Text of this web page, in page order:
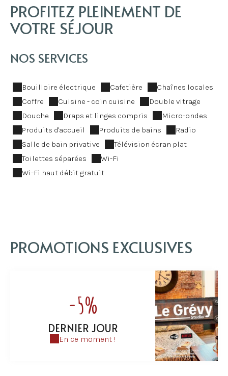
PROFITEZ PLEINEMENT DE
VOTRE SÉJOUR
NOS SERVICES
Bouilloire électrique Cafetière
Chaînes locales
Coffre
Cuisine - coin cuisine
Double vitrage
Douche
Draps et linges compris
Micro-ondes
Produits d'accueil
Produits de bains
Radio
Salle de bain privative
Télévision écran plat
Toilettes séparées
Wi-Fi
Wi-Fi haut débit gratuit
PROMOTIONS EXCLUSIVES
-5%
DERNIER JOUR
En ce moment !